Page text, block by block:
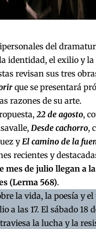
del
identidad, el exilio y
revisan sus tres
que se presentará
razones de su arte.
22 de agosto,
Desde cachorro,
yEl camino de la
recientes y
mes de julio llegan a
(Lerma 568).
la vida, la poesía y
a las 17. El sábado 18
la lucha y la